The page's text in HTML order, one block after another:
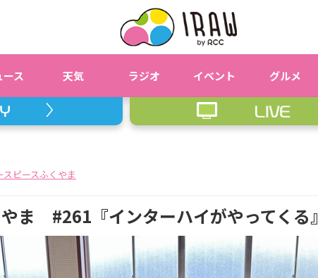
ース 天気 ラジオ イベント グルメ
スピースふくやま
ま #261『インターハイがやってくる』